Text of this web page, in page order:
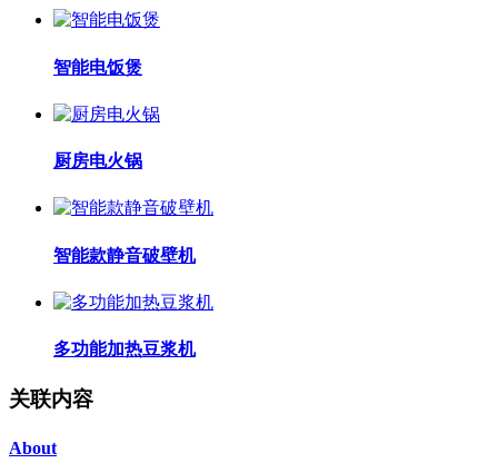
智能电饭煲
厨房电火锅
智能款静音破壁机
多功能加热豆浆机
关联内容
About